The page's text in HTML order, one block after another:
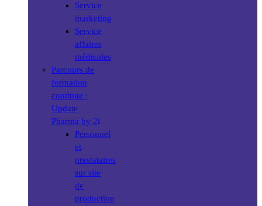
Service
marketing
Service
affaires
médicales
Parcours de
formation
continue :
Update
Pharma by 2i
Personnel
et
prestataires
sur site
de
production